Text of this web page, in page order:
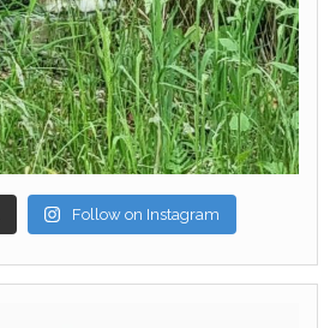
Follow on Instagram